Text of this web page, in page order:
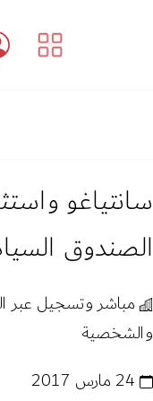
سانتياغو
الصندوق
مباشر وتسجيل عبر
والشخصية